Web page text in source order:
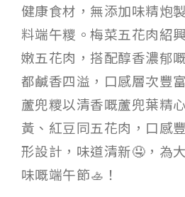
健康食材，無添加味精炮
料端午糭。梅菜五花肉紹
嫩五花肉，搭配醇香濃郁
都鹹香四溢，口感層次豐
蘆兜糭以清香嘅蘆兜葉精
黃、紅豆同五花肉，口感
形設計，味道清新🤤，為
味嘅端午節🚣！